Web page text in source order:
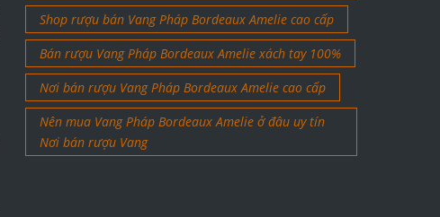
Shop rượu bán Vang Pháp Bordeaux Amelie cao cấp
Bán rượu Vang Pháp Bordeaux Amelie xách tay 100%
Nơi bán rượu Vang Pháp Bordeaux Amelie cao cấp
Nên mua Vang Pháp Bordeaux Amelie ở đâu uy tín
Nơi bán rượu Vang